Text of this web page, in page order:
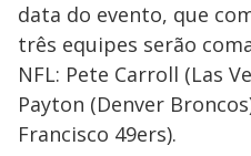
data do evento, que
três equipes serão
NFL: Pete Carroll (Las
Payton (Denver
Francisco 49ers).